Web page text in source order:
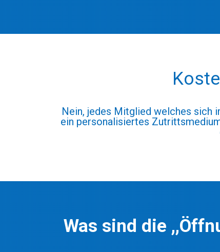
Nein, jedes Mitglied welches sich
ein personalisiertes
Was sind die